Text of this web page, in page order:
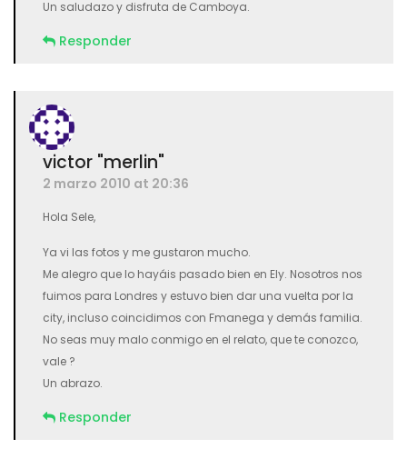
Un saludazo y disfruta de Camboya.
Responder
victor "merlin"
2 marzo 2010 at 20:36
Hola Sele,
Ya vi las fotos y me gustaron mucho.
Me alegro que lo hayáis pasado bien en Ely. Nosotros nos
fuimos para Londres y estuvo bien dar una vuelta por la
city, incluso coincidimos con Fmanega y demás familia.
No seas muy malo conmigo en el relato, que te conozco,
vale ?
Un abrazo.
Responder